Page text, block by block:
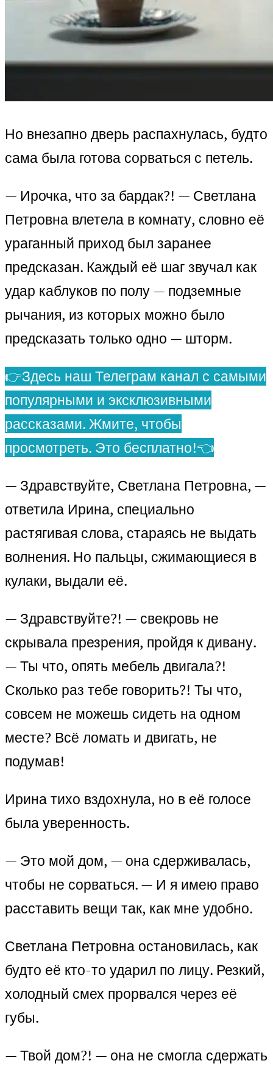
Но внезапно дверь распахнулась, будто
сама была готова сорваться с петель.
— Ирочка, что за бардак?! — Светлана
Петровна влетела в комнату, словно её
ураганный приход был заранее
предсказан. Каждый её шаг звучал как
удар каблуков по полу — подземные
рычания, из которых можно было
предсказать только одно — шторм.
👉Здесь наш Телеграм канал с самыми
популярными и эксклюзивными
рассказами. Жмите, чтобы
просмотреть. Это бесплатно!👈
— Здравствуйте, Светлана Петровна, —
ответила Ирина, специально
растягивая слова, стараясь не выдать
волнения. Но пальцы, сжимающиеся в
кулаки, выдали её.
— Здравствуйте?! — свекровь не
скрывала презрения, пройдя к дивану.
— Ты что, опять мебель двигала?!
Сколько раз тебе говорить?! Ты что,
совсем не можешь сидеть на одном
месте? Всё ломать и двигать, не
подумав!
Ирина тихо вздохнула, но в её голосе
была уверенность.
— Это мой дом, — она сдерживалась,
чтобы не сорваться. — И я имею право
расставить вещи так, как мне удобно.
Светлана Петровна остановилась, как
будто её кто-то ударил по лицу. Резкий,
холодный смех прорвался через её
губы.
— Твой дом?! — она не смогла сдержать